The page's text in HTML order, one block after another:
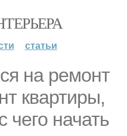
статьи
на ремонт
квартиры,
чего начать